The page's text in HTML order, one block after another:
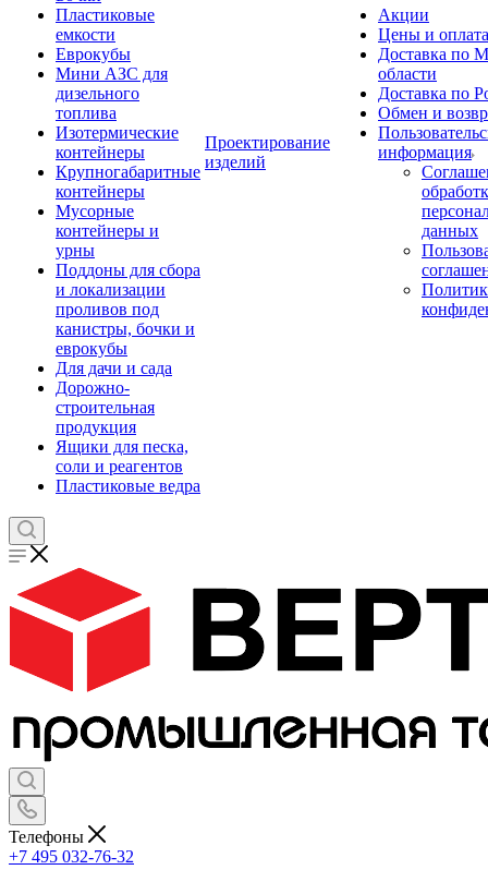
Пластиковые
емкости
Еврокубы
Мини АЗС для
дизельного
топлива
Изотермические
контейнеры
Крупногабаритные
контейнеры
Мусорные
контейнеры и
урны
Поддоны для сбора
и локализации
проливов под
канистры, бочки и
еврокубы
Для дачи и сада
Дорожно-
строительная
продукция
Ящики для песка,
соли и реагентов
Пластиковые ведра
Проектирование
изделий
Акции
Цены и оплата
Доставка по
области
Доставка по
Обмен и
информация
данных
Телефоны
+7 495 032-76-32